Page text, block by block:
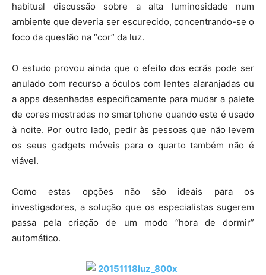
habitual discussão sobre a alta luminosidade num
ambiente que deveria ser escurecido, concentrando-se o
foco da questão na “cor” da luz.
O estudo provou ainda que o efeito dos ecrãs pode ser
anulado com recurso a óculos com lentes alaranjadas ou
a apps desenhadas especificamente para mudar a palete
de cores mostradas no smartphone quando este é usado
à noite. Por outro lado, pedir às pessoas que não levem
os seus gadgets móveis para o quarto também não é
viável.
Como estas opções não são ideais para os
investigadores, a solução que os especialistas sugerem
passa pela criação de um modo “hora de dormir”
automático.